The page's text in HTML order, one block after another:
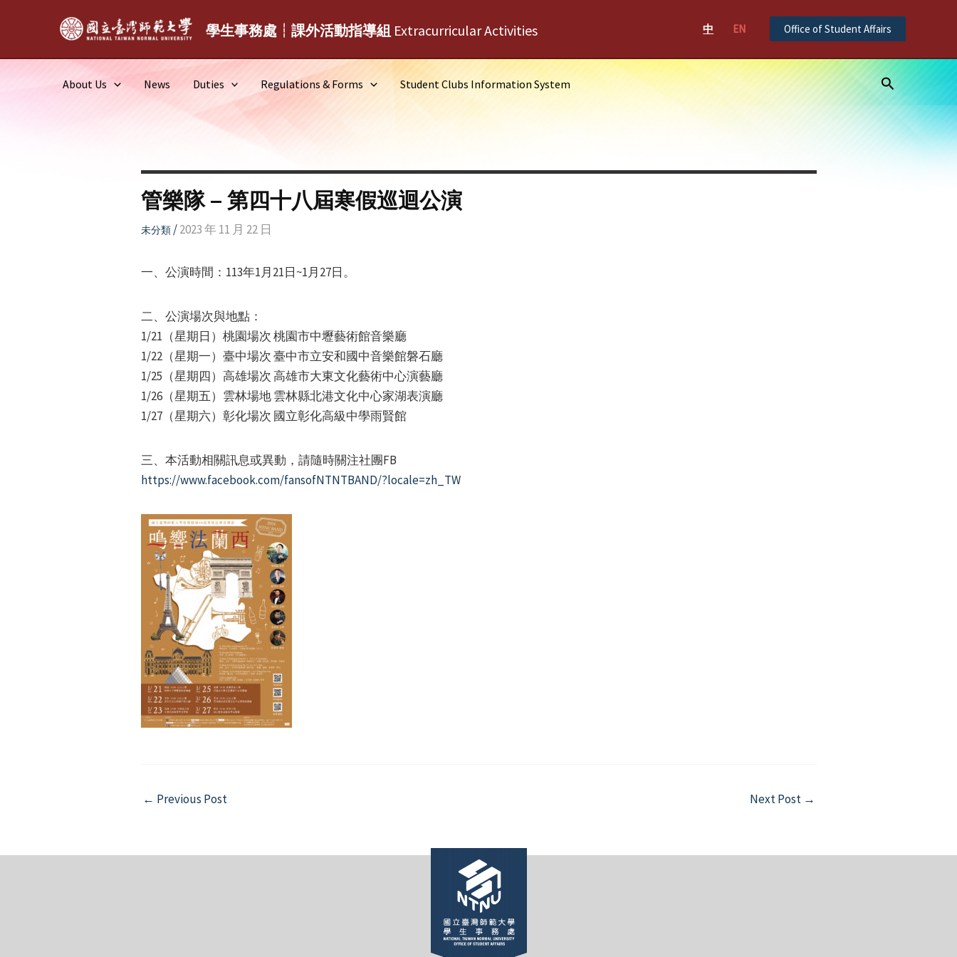
學生事務處┆課外活動指導組 Extracurricular Activities 中 EN Office of Student Affairs
About Us News Duties Regulations & Forms Student Clubs Information System Search
管樂隊 – 第四十八屆寒假巡迴公演
未分類/2023 年 11 月 22 日
一、公演時間：113年1月21日~1月27日。
二、公演場次與地點：
1/21（星期日）桃園場次 桃園市中壢藝術館音樂廳
1/22（星期一）臺中場次 臺中市立安和國中音樂館磐石廳
1/25（星期四）高雄場次 高雄市大東文化藝術中心演藝廳
1/26（星期五）雲林場地 雲林縣北港文化中心家湖表演廳
1/27（星期六）彰化場次 國立彰化高級中學雨賢館
三、本活動相關訊息或異動，請隨時關注社團FB
https://www.facebook.com/fansofNTNTBAND/?locale=zh_TW
Post
← Previous Post Next Post →